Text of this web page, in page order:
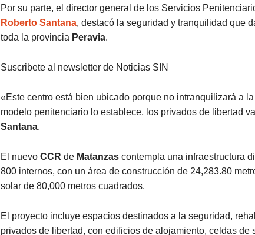
Por su parte, el director general de los Servicios
Roberto Santana, destacó la seguridad y tranquilidad que
toda la provincia Peravia.
Suscribete al newsletter de Noticias SIN
«Este centro está bien ubicado porque no intranquilizará a
modelo penitenciario lo establece, los privados de libertad
Santana.
El nuevo CCR de Matanzascontempla una infraestructura
800 internos, con un área de construcción de 24,283.80
solar de 80,000 metros cuadrados.
El proyecto incluye espacios destinados a la seguridad,
privados de libertad, con edificios de alojamiento, celdas de